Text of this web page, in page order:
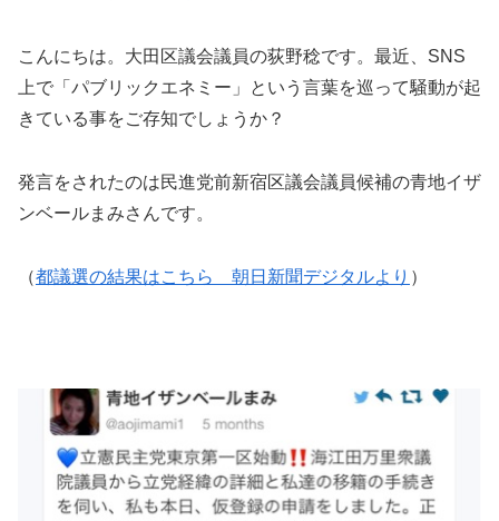
こんにちは。大田区議会議員の荻野稔です。最近、SNS
上で「パブリックエネミー」という言葉を巡って騒動が起
きている事をご存知でしょうか？
発言をされたのは民進党前新宿区議会議員候補の青地イザ
ンベールまみさんです。
（都議選の結果はこちら 朝日新聞デジタルより ）